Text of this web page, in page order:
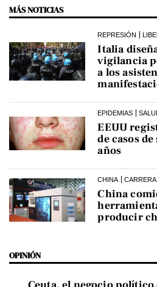
MÁS NOTICIAS
REPRESIÓN
Italia
vigilancia
a los
EPIDEMIAS
EEUU
de casos
años
CHINA
China
producir
OPINIÓN